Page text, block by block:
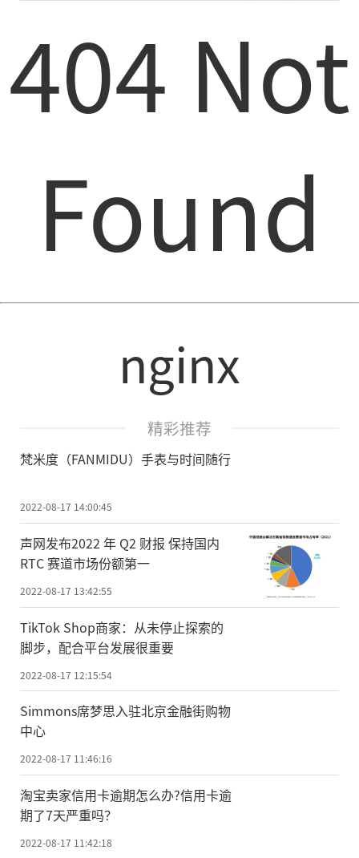
404 Not
Found
nginx
精彩推荐
梵米度（FANMIDU）手表与时间随行
2022-08-17 14:00:45
声网发布2022 年 Q2 财报 保持国内
RTC 赛道市场份额第一
2022-08-17 13:42:55
TikTok Shop商家：从未停止探索的
脚步，配合平台发展很重要
2022-08-17 12:15:54
Simmons席梦思入驻北京金融街购物
中心
2022-08-17 11:46:16
淘宝卖家信用卡逾期怎么办?信用卡逾
期了7天严重吗？
2022-08-17 11:42:18